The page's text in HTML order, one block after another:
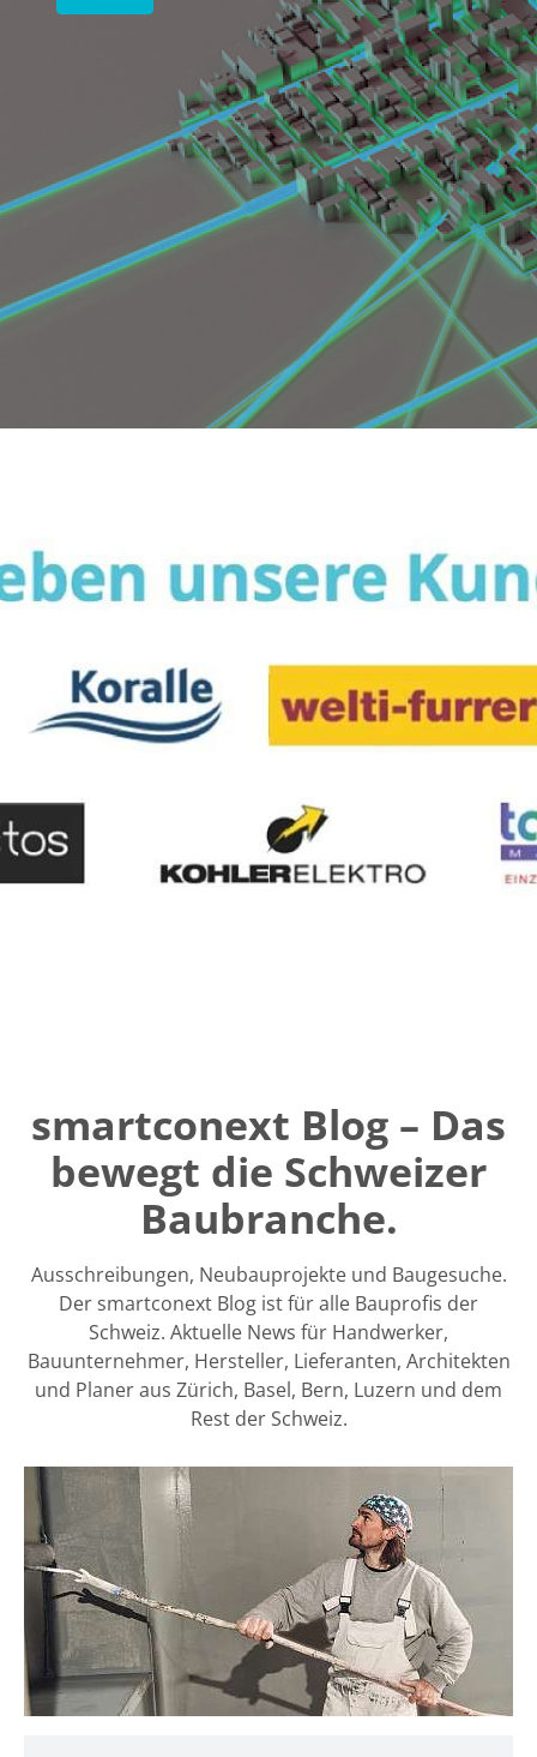
smartconext Blog – Das
bewegt die Schweizer
Baubranche.
Ausschreibungen, Neubauprojekte und Baugesuche.
Der smartconext Blog ist für alle Bauprofis der
Schweiz. Aktuelle News für Handwerker,
Bauunternehmer, Hersteller, Lieferanten, Architekten
und Planer aus Zürich, Basel, Bern, Luzern und dem
Rest der Schweiz.